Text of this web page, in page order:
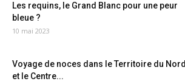
Les requins, le Grand Blanc pour une peur
bleue ?
10 mai 2023
Voyage de noces dans le Territoire du Nord
et le Centre...